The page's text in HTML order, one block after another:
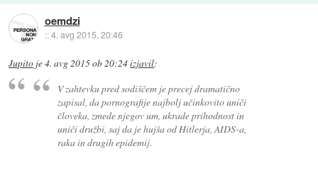
oemdzi
::4. avg 2015, 20:46
Jupito je4. avg 2015 ob 20:24izjavil:
V zahtevku pred sodiščem je precej dramatično
zapisal, da pornografije najbolj učinkovito uniči
človeka, zmede njegov um, ukrade prihodnost in
uniči družbi, saj da je hujša od Hitlerja, AIDS-a,
raka in drugih epidemij.